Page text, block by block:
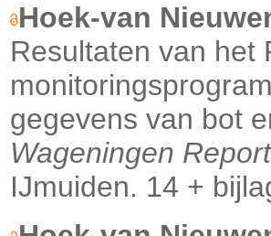
Hoek-van
Resultaten van het
gegevens van bot
Wageningen Report
IJmuiden. 14 +